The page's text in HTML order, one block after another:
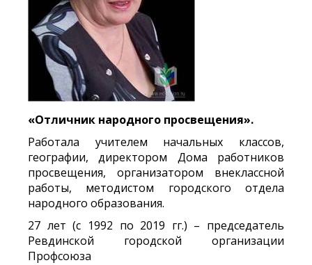
«Отличник народного просвещения».
Работала учителем начальных классов,
географии, директором Дома работников
просвещения, организатором внеклассной
работы, методистом городского отдела
народного образования.
27 лет (с 1992 по 2019 гг.) – председатель
Ревдинской городской организации
Профсоюза